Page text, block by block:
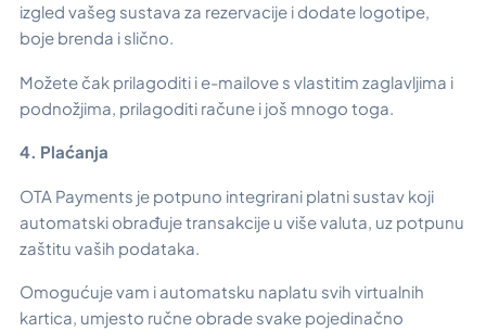
izgled vašeg sustava za rezervacije i dodate logotipe,
boje brenda i slično.
Možete čak prilagoditi i e-mailove s vlastitim zaglavljima i
podnožjima, prilagoditi račune i još mnogo toga.
4. Plaćanja
OTA Payments je potpuno integrirani platni sustav koji
automatski obrađuje transakcije u više valuta, uz potpunu
zaštitu vaših podataka.
Omogućuje vam i automatsku naplatu svih virtualnih
kartica, umjesto ručne obrade svake pojedinačno